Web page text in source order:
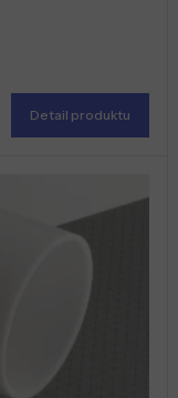
Detail produktu